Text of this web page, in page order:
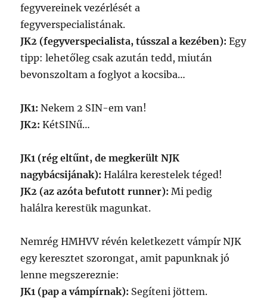
fegyvereinek vezérlését a
fegyverspecialistának.
JK2 (fegyverspecialista, tússzal a kezében): Egy
tipp: lehetőleg csak azután tedd, miután
bevonszoltam a foglyot a kocsiba…
JK1: Nekem 2 SIN-em van!
JK2: KétSINű…
JK1 (rég eltűnt, de megkerült NJK
nagybácsijának): Halálra kerestelek téged!
JK2 (az azóta befutott runner): Mi pedig
halálra kerestük magunkat.
Nemrég HMHVV révén keletkezett vámpír NJK
egy keresztet szorongat, amit papunknak jó
lenne megszereznie:
JK1 (pap a vámpírnak): Segíteni jöttem.